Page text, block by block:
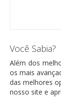
Você Sabia?
Além dos
os mais
das melhores
nosso site e